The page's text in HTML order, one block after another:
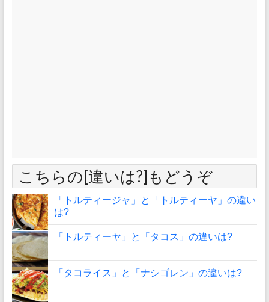
こちらの[違いは?]もどうぞ
「トルティージャ」と「トルティーヤ」の違い
は?
「トルティーヤ」と「タコス」の違いは?
「タコライス」と「ナシゴレン」の違いは?